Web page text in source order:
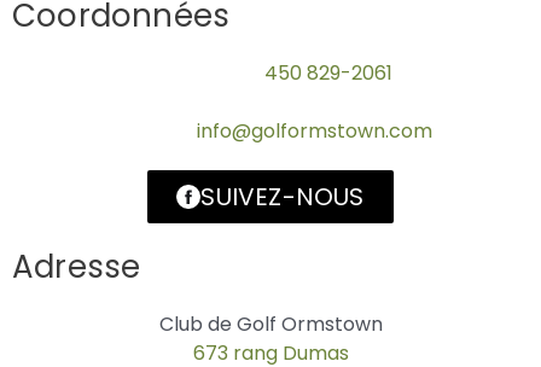
Coordonnées
450 829-2061
info@golformstown.com
SUIVEZ-NOUS
Adresse
Club de Golf Ormstown
673 rang Dumas